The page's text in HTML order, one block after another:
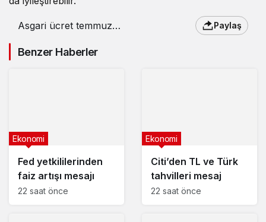
Asgari ücret temmuz
Asgari ücrete ara zam
Paylaş
Benzer Haberler
Fed yetkililerinden
faiz artışı mesajı
Ekonomi
22 saat önce
Citi’den TL ve Türk
tahvilleri mesaj
Ekonomi
22 saat önce